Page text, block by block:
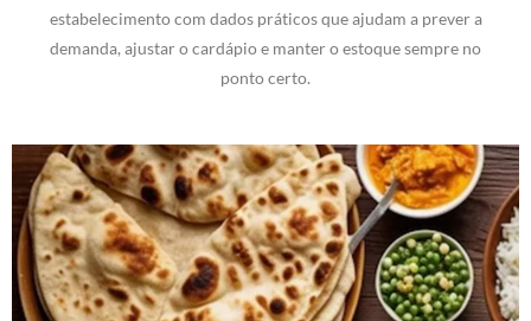
estabelecimento com dados práticos que ajudam a prever a
demanda, ajustar o cardápio e manter o estoque sempre no
ponto certo.